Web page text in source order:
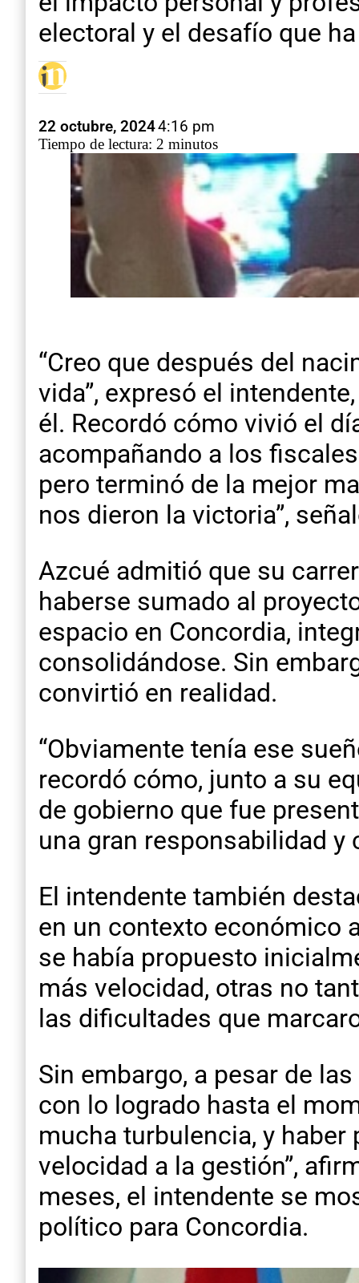
electoral y el desafío que
22 octubre, 20244:16 pm
Tiempo de lectura: 2 minutos
“Creo que después del
vida”, expresó el
él. Recordó cómo vivió el
acompañando a los
pero terminó de la mejor
nos dieron la victoria”,
Azcué admitió que su
haberse sumado al
espacio en Concordia,
consolidándose. Sin
convirtió en realidad.
“Obviamente tenía ese
recordó cómo, junto a su
de gobierno que fue
una gran responsabilidad
El intendente también
en un contexto económico
se había propuesto
más velocidad, otras no
las dificultades que
Sin embargo, a pesar de
con lo logrado hasta el
mucha turbulencia, y
velocidad a la gestión”,
meses, el intendente se
político para Concordia.